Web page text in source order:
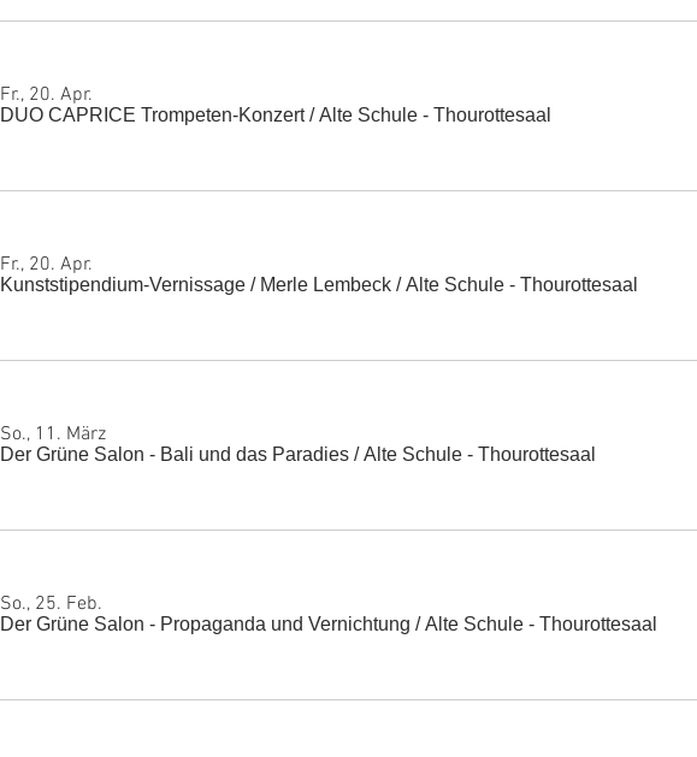
Fr., 20. Apr.
DUO CAPRICE Trompeten-Konzert /Alte Schule - Thourottesaal
Fr., 20. Apr.
Kunststipendium-Vernissage / Merle Lembeck /Alte Schule - Thourottesaal
So., 11. März
Der Grüne Salon - Bali und das Paradies /Alte Schule - Thourottesaal
So., 25. Feb.
Der Grüne Salon - Propaganda und Vernichtung /Alte Schule - Thourottesaal